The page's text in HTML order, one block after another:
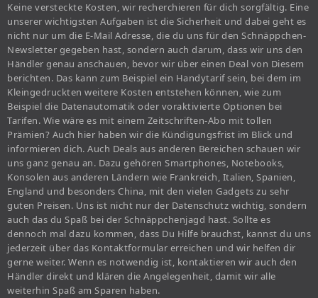
Keine versteckte Kosten, wir recherchieren für dich sorgfältig. Eine
unserer wichtigsten Aufgaben ist die Sicherheit und dabei geht es
nicht nur um die E-Mail Adresse, die du uns für den Schnäppchen-
Newsletter gegeben hast, sondern auch darum, dass wir uns den
Händler genau anschauen, bevor wir über einen Deal von Diesem
berichten. Das kann zum Beispiel ein Handytarif sein, bei dem im
Kleingedruckten weitere Kosten entstehen können, wie zum
Beispiel die Datenautomatik oder voraktivierte Optionen bei
Tarifen. Wie wäre es mit einem Zeitschriften-Abo mit tollen
Prämien? Auch hier haben wir die Kündigungsfrist im Blick und
informieren dich. Auch Deals aus anderen Bereichen schauen wir
uns ganz genau an. Dazu gehören Smartphones, Notebooks,
Konsolen aus anderen Ländern wie Frankreich, Italien, Spanien,
England und besonders China, mit den vielen Gadgets zu sehr
guten Preisen. Uns ist nicht nur der Datenschutz wichtig, sondern
auch das du Spaß bei der Schnäppchenjagd hast. Sollte es
dennoch mal dazu kommen, dass Du Hilfe brauchst, kannst du uns
jederzeit über das Kontaktformular erreichen und wir helfen dir
gerne weiter. Wenn es notwendig ist, kontaktieren wir auch den
Händler direkt und klären die Angelegenheit, damit wir alle
weiterhin Spaß am Sparen haben.